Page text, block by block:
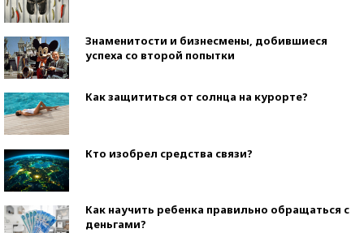
Знаменитости и бизнесмены, добившиеся
успеха со второй попытки
Как защититься от солнца на курорте?
Кто изобрел средства связи?
Как научить ребенка правильно обращаться с
деньгами?